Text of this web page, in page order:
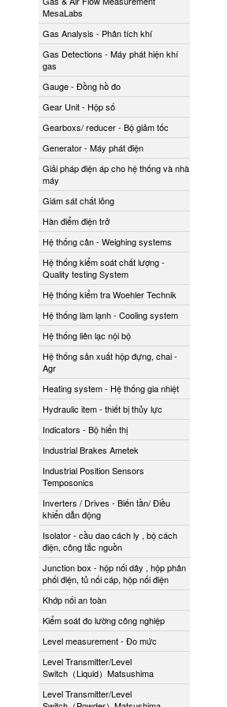
MesaLabs
Gas Analysis - Phân tích khí
Gas Detections - Máy phát hiện khí
gas
Gauge - Đồng hồ đo
Gear Unit - Hộp số
Gearboxs/ reducer - Bộ giảm tốc
Generator - Máy phát điện
Giải pháp điện áp cho hệ thống và nhà
máy
Giám sát chất lỏng
Hàn điểm điện trở
Hệ thống cân - Weighing systems
Hệ thống kiểm soát chất lượng -
Quality testing System
Hệ thống kiểm tra Woehler Technik
Hệ thống làm lạnh - Cooling system
Hệ thống liên lạc nội bộ
Hệ thống sản xuất hộp đựng, chai -
Agr
Heating system - Hệ thống gia nhiệt
Hydraulic item - thiết bị thủy lực
Indicators - Bộ hiển thị
Industrial Brakes Ametek
Industrial Position Sensors
Temposonics
Inverters / Drives - Biến tần/ Điều
khiển dẫn động
Isolator - cầu dao cách ly , bộ cách
điện, công tắc nguồn
Junction box - hộp nối dây , hộp phân
phối điện, tủ nối cáp, hộp nối điện
Khớp nối an toàn
Kiểm soát đo lường công nghiệp
Level measurement - Đo mức
Level Transmitter/Level
Switch（Liquid）Matsushima
Level Transmitter/Level